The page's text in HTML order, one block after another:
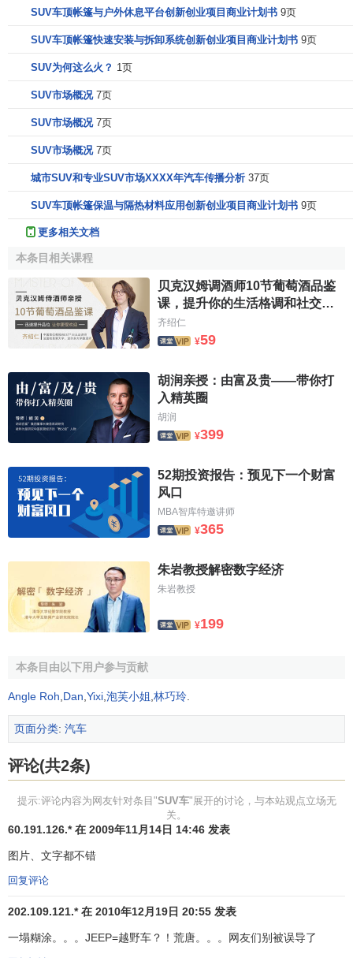
SUV是在1991、1992年
起，1998年 SUV的概念进入
中国。从SUV的字面意思上就
可以发现，它本身是运动和多
国的50年代至80年代都非常盛
行，以舒适性和多用途性赢得
概念，它是旅行车和越野车的结合体发展起来的。SUV的底
盘高，有大梁，可以牵引，后行李箱的空间同样宽大，SUV
是及越野、储物、旅行、牵引多种功能为一体的，所以称之
SUV不便于改装但时尚
吉普是纯越野或可改装的
车辆，这是它与SUV的最大区
别。何宏龙告诉记者，所谓纯
装车辆，美国的吉普、英国的
陆虎，他们本身没有太多的电
子零件，即便是拆卸、改装都
没有关系。而消费者们则不必把高端越野车的亮点强加于普
通的SUV身上，像大切诺基、宝马X5这些车都是没有大梁的
SUV，采取一体化车身、独立避震式，这些车实际上不适合
极限越野，也不适合牵引，但对于经常跑城市道路的人来
讲，足够用了，更何况大部分的消费者越野的机会并不多，
已。总之，兼顾了驾驶者对舒适性、越野性和多功能性的多
方面需求，就是对SUV概念最贴切的诠释。
阿尔法•罗密欧SUV
混合、迷你SUV同样惹人
爱
经常看越野者车队比赛的
人一定都知道江铃陆风这款
野者俱乐部就有好几辆江铃陆
吉普和SUV之间的车，如美国
叫做短震的吉普混合多用途车辆，其特点是轮距短，像大切
诺基则属于长距的。这种吉普混合多用途车很适合那些折中
赢得时尚人士的青睐。这种迷
你SUV适合那些追求标新立异
SUV车顶帐篷与户外休息平台创新创业项目商业计划书 9页
SUV车顶帐篷快速安装与拆卸系统创新创业项目商业计划书 9页
SUV为何这么火？ 1页
SUV市场概况 7页
SUV市场概况 7页
SUV市场概况 7页
城市SUV和专业SUV市场XXXX年汽车传播分析 37页
SUV车顶帐篷保温与隔热材料应用创新创业项目商业计划书 9页
更多相关文档
本条目相关课程
贝克汉姆调酒师10节葡萄酒品鉴
课，提升你的生活格调和社交语
言
齐绍仁
¥59
胡润亲授：由富及贵——带你打
入精英圈
胡润
¥399
52期投资报告：预见下一个财富
风口
MBA智库特邀讲师
¥365
朱岩教授解密数字经济
朱岩教授
¥199
本条目由以下用户参与贡献
Angle Roh Dan Yixi 泡芙小姐 林巧玲
页面分类: 汽车
评论(共2条)
提示:评论内容为网友针对条目"SUV车"展开的讨论，与本站观点立场无
关。
60.191.126.* 在 2009年11月14日 14:46 发表
图片、文字都不错
回复评论
202.109.121.* 在 2010年12月19日 20:55 发表
一塌糊涂。。。JEEP=越野车？！荒唐。。。网友们别被误导了